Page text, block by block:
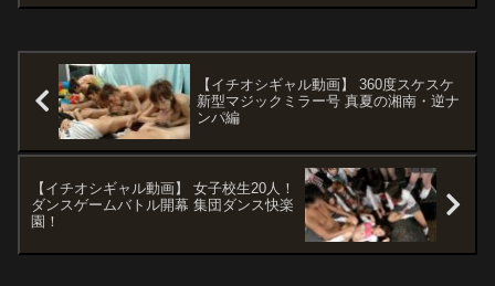
【イチオシギャル動画】 360度スケスケ
新型マジックミラー号 真夏の湘南・逆ナ
ンパ編
【イチオシギャル動画】 女子校生20人！
ダンスゲームバトル開幕 集団ダンス快楽
園！